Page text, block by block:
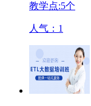
教学点:5个
人气： 1